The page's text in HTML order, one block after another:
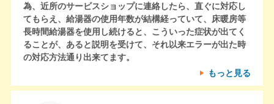
為、近所のサービスショップに連絡したら、直ぐに対応し
てもらえ、給湯器の使用年数が結構経っていて、床暖房等
長時間給湯器を使用し続けると、こういった症状が出てく
ることが、あると説明を受けて、それ以来エラーが出た時
の対応方法通り出来てます。
もっと見る